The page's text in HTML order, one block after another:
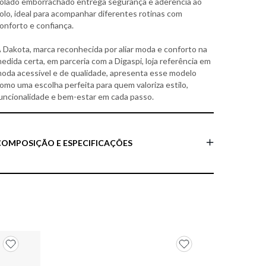
ideal para acompanhar diferentes rotinas com
e confiança.
Dakota, marca reconhecida por aliar moda e conforto na
certa, em parceria com a Digaspi, loja referência em
acessível e de qualidade, apresenta esse modelo
uma escolha perfeita para quem valoriza estilo,
e bem-estar em cada passo.
E ESPECIFICAÇÕES